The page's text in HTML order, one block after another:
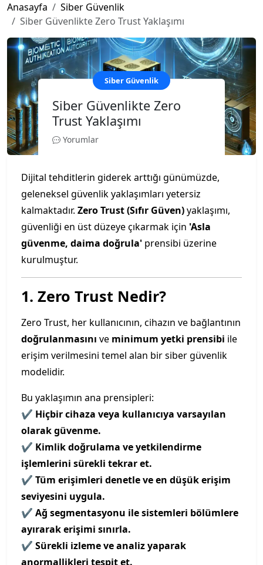
Anasayfa
Siber Güvenlik
Siber Güvenlikte Zero Trust Yaklaşımı
Siber Güvenlik
Siber Güvenlikte Zero
Trust Yaklaşımı
Yorumlar
Dijital tehditlerin giderek arttığı günümüzde,
geleneksel güvenlik yaklaşımları yetersiz
kalmaktadır. Zero Trust (Sıfır Güven)yaklaşımı,
güvenliği en üst düzeye çıkarmak için 'Asla
güvenme, daima doğrula' prensibi üzerine
kurulmuştur.
1. Zero Trust Nedir?
Zero Trust, her kullanıcının, cihazın ve bağlantının
doğrulanmasını ve minimum yetki prensibi ile
erişim verilmesini temel alan bir siber güvenlik
modelidir.
Bu yaklaşımın ana prensipleri:
✔ Hiçbir cihaza veya kullanıcıya varsayılan
olarak güvenme.
✔ Kimlik doğrulama ve yetkilendirme
işlemlerini sürekli tekrar et.
✔ Tüm erişimleri denetle ve en düşük erişim
seviyesini uygula.
✔ Ağ segmentasyonu ile sistemleri bölümlere
ayırarak erişimi sınırla.
✔ Sürekli izleme ve analiz yaparak
anormallikleri tespit et.